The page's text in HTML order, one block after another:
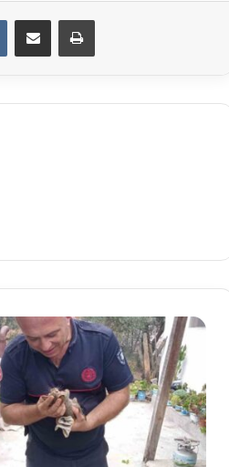
VKontakteE-Posta ile paylaş Yazdır